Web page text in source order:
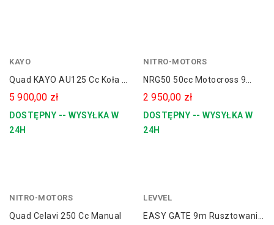
KAYO
Quad KAYO AU125 Cc Koła 8"
AUTOMAT
5 900,00 zł
DOSTĘPNY -- WYSYŁKA W
24H
NITRO-MOTORS
NRG50 50cc Motocross 9
Koni Replika Cross KTM
12/10" Kick Start
2 950,00 zł
DOSTĘPNY -- WYSYŁKA W
24H
NITRO-MOTORS
żółty
Quad Celavi 250 Cc Manual
LEVVEL
EASY GATE 9m Rusztowanie